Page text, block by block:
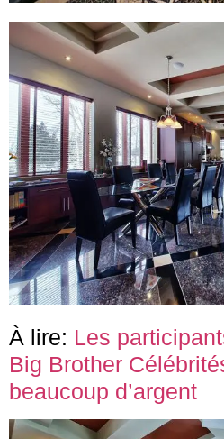
À lire: Les
Big Brother
beaucoup d’argent